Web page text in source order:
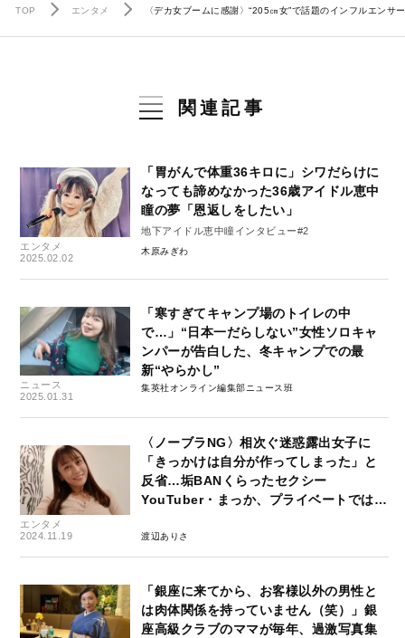
TOP エンタメ 〈デカ女ブームに感謝〉“205㎝女”で話題のインフルエン
関連記事
エンタメ
2025.02.02
「胃がんで体重36キロに」シワだらけに
なっても諦めなかった36歳アイドル恵中
瞳の夢「恩返しをしたい」
地下アイドル恵中瞳インタビュー#2
木原みぎわ
ニュース
2025.01.31
「寒すぎてキャンプ場のトイレの中
で…」“日本一だらしない”女性ソロキャ
ンパーが告白した、冬キャンプでの最
新“やらかし”
集英社オンライン編集部ニュース班
エンタメ
2024.11.19
〈ノーブラNG〉相次ぐ迷惑露出女子に
「きっかけは自分が作ってしまった」と
反省…垢BANくらったセクシー
YouTuber・まっか、プライベートでは…
渡辺ありさ
「銀座に来てから、お客様以外の男性と
は肉体関係を持っていません（笑）」銀
座高級クラブのママが毎年、過激写真集